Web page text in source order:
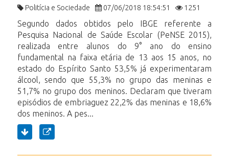
Politícia e Sociedade 07/06/2018 18:54:51 1251
Segundo dados obtidos pelo IBGE referente a
Pesquisa Nacional de Saúde Escolar (PeNSE 2015),
realizada entre alunos do 9° ano do ensino
fundamental na faixa etária de 13 aos 15 anos, no
estado do Espírito Santo 53,5% já experimentaram
álcool, sendo que 55,3% no grupo das meninas e
51,7% no grupo dos meninos. Declaram que tiveram
episódios de embriaguez 22,2% das meninas e 18,6%
dos meninos. A pes...